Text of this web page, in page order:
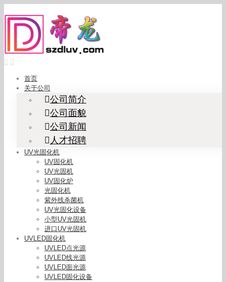
to
content
首页
关于公司
公司简介
公司面貌
公司新闻
人才招聘
UV光固化机
UV固化机
UV光固机
UV固化炉
光固化机
紫外线杀菌机
UV光固化设备
小型UV光固机
进口UV光固机
UVLED固化机
UVLED点光源
UVLED线光源
UVLED面光源
UVLED固化设备